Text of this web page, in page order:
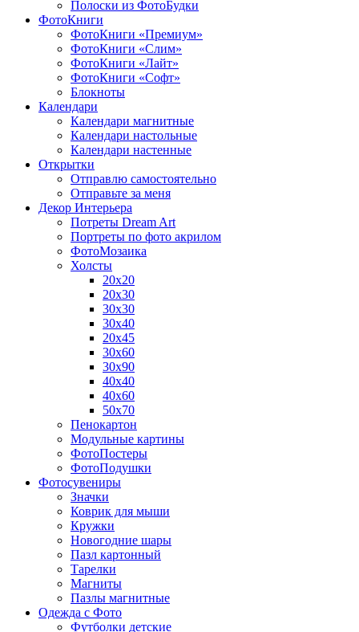
Полоски из ФотоБудки
ФотоКниги
ФотоКниги «Премиум»
ФотоКниги «Слим»
ФотоКниги «Лайт»
ФотоКниги «Софт»
Блокноты
Календари
Календари магнитные
Календари настольные
Календари настенные
Открытки
Отправлю самостоятельно
Отправьте за меня
Декор Интерьера
Потреты Dream Art
Портреты по фото акрилом
ФотоМозаика
Холсты
20х20
20х30
30х30
30х40
20х45
30х60
30х90
40х40
40х60
50х70
Пенокартон
Модульные картины
ФотоПостеры
ФотоПодушки
Фотоcувениры
Значки
Коврик для мыши
Кружки
Новогодние шары
Пазл картонный
Тарелки
Магниты
Пазлы магнитные
Одежда с Фото
Футболки детские